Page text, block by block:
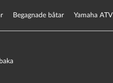
Begagnade båtar Yamaha ATV